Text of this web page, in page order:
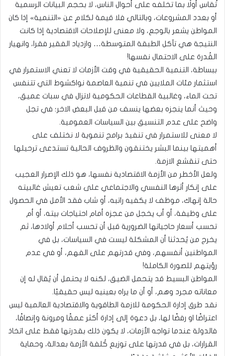
تُقاس أولًا بما تخلفه على أحوال الناس، لا بحجم البيانات الرسمية
أو بعدد المشروعات، وبالتالي فلا قيمة لكلامٍ عن «التنمية» إذا كان
المواطن يشعر بالوجع، ولا معنى للإصلاحات الاقتصادية إذا كانت
النتيجة هي تآكل الطبقة المتوسطة… وازدياد الفقير فقرا، وانهيار
القُدرة على الاحتمال نفسها!
ببساطة، التنمية الحقيقية في وقت الأزمات لا تعني الاستمرار في
استثمار مئات الملايين في تنمية العاصمة نواكشوط التي تتنفس
تحت الماء، وغالبية القطاعات الحكومية لاتزال في سبات عميق،
وحيث أنما ينجزه بعضها ينسف من قبل البعض الاخر؛ في تجل
واضح على عدم التنسيق بين السياسات العمومية.
لا معنى للاستمرار في تنفيذ برامج تنموية لا نختلف على
أهميتها بينما البشر يختنقون والظروف الحالية تستدعى ترحيلها
حتى تنقشع الازمة.
ولعل الأخطر من الأزمة الاقتصادية نفسها، هو ذلك الإصرار العجيب
على إنكار أثرها النفسي والاجتماعي على شعب تعيش غالبيته
حالة إنهاك، موظف لا يكفيه راتبه، أو شاب فقد الأمل في الحصول
على وظيفة، أو أب يخجل من عجزه أمام احتياجات بيته، أو أم
تحسب أسعار حاجياتها الضرورية قبل أن تحسب أحلام أولادها، ثم
يخرج من يُحدثنا أن المشكلة ليست في السياسات، بل في
المواطنين أنفسهم، وفي قدرتهم على الفهم، أو في عدم
رؤيتهم للصورة الكاملة!
المواطن البسيط قد يتحمل الضيق، لكنه لا يحتمل أن يُقال له إن
معاناته مجرد وهم، أو أن ما يراه بعينيه ليس حقيقيًا.
نقد طرق إدارة الحكومة للازمة الطاقوية والاقتصادية العالمية ليس
اعتراضًا او رفضًا لها، بل دعوة إلى إدارة أكثر عمقًا ومرونة وإنصافًا،
فالدولة عندما تواجه الأزمات، لا يكون ذلك بقدرتها فقط على اتخاذ
القرارات، بل في قدرتها على توزيع كُلفة الأزمة بعدالة، وحماية